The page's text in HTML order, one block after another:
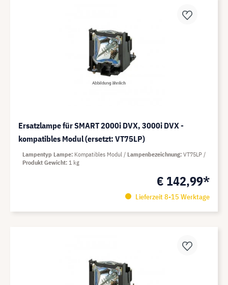
Ersatzlampe für SMART 2000i DVX, 3000i DVX -
kompatibles Modul (ersetzt: VT75LP)
€ 142,99*
Lieferzeit 8-15 Werktage
Lampentyp Lampe Kompatibles Modul Lampenbezeichnung VT75LP
Produkt Gewicht 1 kg